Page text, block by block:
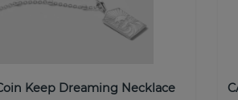
Keep Dreaming Necklace